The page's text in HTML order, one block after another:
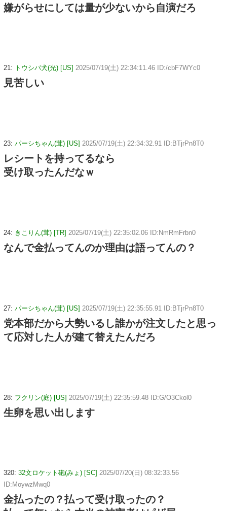
嫌がらせにしては量が少ないから自演だろ
21: トウシバ犬(光) [US] 2025/07/19(土) 22:34:11.46 ID:/cbF7WYc0
見苦しい
23: パーシちゃん(茸) [US] 2025/07/19(土) 22:34:32.91 ID:BTjrPn8T0
レシートを持ってるなら
受け取ったんだなｗ
24: きこりん(茸) [TR] 2025/07/19(土) 22:35:02.06 ID:NmRmFrbn0
なんで金払ってんのか理由は語ってんの？
27: パーシちゃん(茸) [US] 2025/07/19(土) 22:35:55.91 ID:BTjrPn8T0
党本部だから大勢いるし誰かが注文したと思っ
て応対した人が建て替えたんだろ
28: フクリン(庭) [US] 2025/07/19(土) 22:35:59.48 ID:G/O3Ckol0
生卵を思い出します
320: 32文ロケット砲(みょ) [SC] 2025/07/20(日) 08:32:33.56
ID:MoywzMwq0
金払ったの？払って受け取ったの？